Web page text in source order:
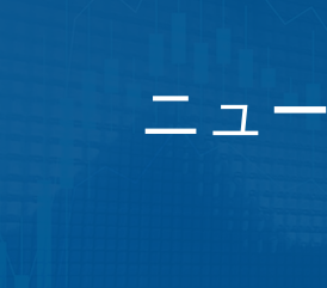
ニュ